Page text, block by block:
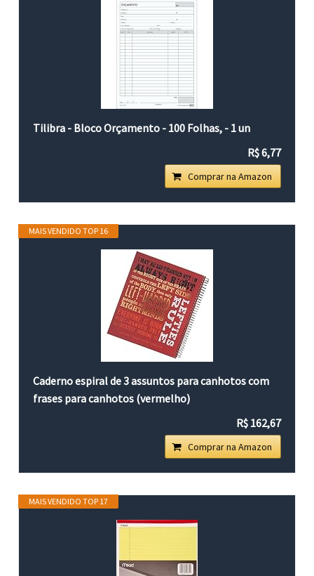
Tilibra - Bloco Orçamento - 100 Folhas, - 1 un
R$ 6,77
Comprar na Amazon
MAIS VENDIDO TOP 16
Caderno espiral de 3 assuntos para canhotos com
frases para canhotos (vermelho)
R$ 162,67
Comprar na Amazon
MAIS VENDIDO TOP 17